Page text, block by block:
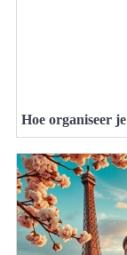
Hoe organiseer